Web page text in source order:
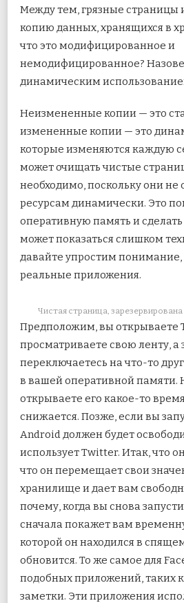
Между тем, грязные
копию данных, хранящихся в
что это модифицированное и
немодифицированное?
динамическим
Неизмененные копии — это
измененные копии — это
которые изменяются каждую
может очищать чистые
необходимо, поскольку они
ресурсам динамически. Это
оперативную память и
может показаться слишком
давайте упростим понимание,
реальные приложения.
Чистая страница,
Предположим, вы открываете
просматриваете свою ленту, а
переключаетесь на что-то
в вашей оперативной памяти.
открываете его какое-то
снижается. Позже, если вы
Android должен будет
использует Twitter. Итак, что
что он перемещает свои
хранилище и дает вам
почему, когда вы снова
сначала покажет вам
которой он находился в
обновится. То же самое для
подобных приложений, таких
заметки. Эти приложения